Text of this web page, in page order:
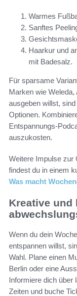
Warmes
Sanftes
Haarkur und
mit Badesalz.
Für sparsame
Marken wie
ausgeben willst,
Optionen.
Entspannungs-
auszukosten.
Weitere Impulse zur
findest du in einem
Was macht
Kreative und
Wenn du dein
entspannen willst,
Wahl. Plane einen
Berlin oder eine
Informiere dich über
Zeiten und buche